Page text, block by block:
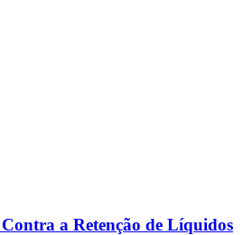
a Retenção de Líquidos